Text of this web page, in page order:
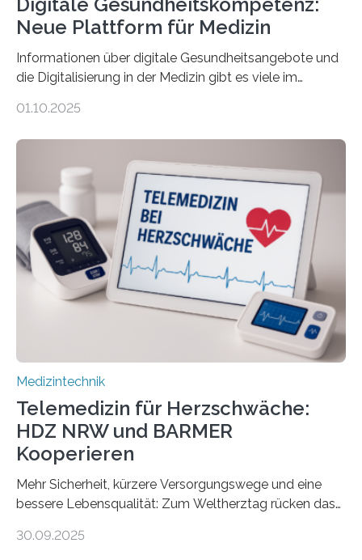
Neue Plattform für Medizin
Informationen über digitale Gesundheitsangebote und
die Digitalisierung in der Medizin gibt es viele im
seriösen und wissenschaftlich abgesicherten Inhalten?
Forscherinnen der Technischen Universität Dresden
(TUD) richtet sich das Portal sowohl an Patientinnen
und Patienten, aber ebenso an medizinisches
Fachpersonal. Für all diese Zielgruppen bietet sie
speziell zugeschnittene Informationen, um deren
digitale Gesundheitskompetenz zu steigern. MiHUBx ist
01.10.2025
Medizintechnik
Telemedizin für Herzschwäche:
HDZ NRW und BARMER
Kooperieren
Mehr Sicherheit, kürzere Versorgungswege und eine
bessere Lebensqualität: Zum Weltherztag rücken das
Oeynhausen, und die BARMER die Bedürfnisse von
30.09.2025